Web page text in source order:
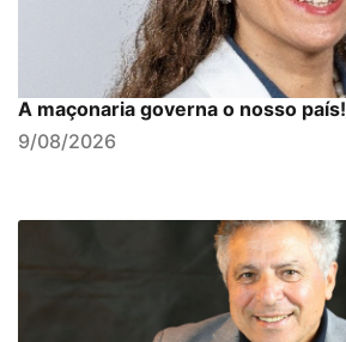
A maçonaria governa o nosso país!
9/08/2026